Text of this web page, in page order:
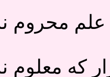
محروم
که معلوم